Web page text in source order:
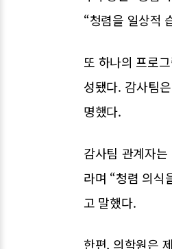
“청렴을 일상적
또 하나의 프로
성됐다. 감사팀
명했다.
감사팀 관계자
라며 “청렴 의식
고 말했다.
한편, 의학원은